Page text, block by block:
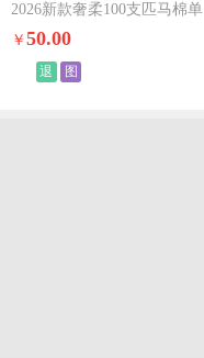
￥50.00
退 图